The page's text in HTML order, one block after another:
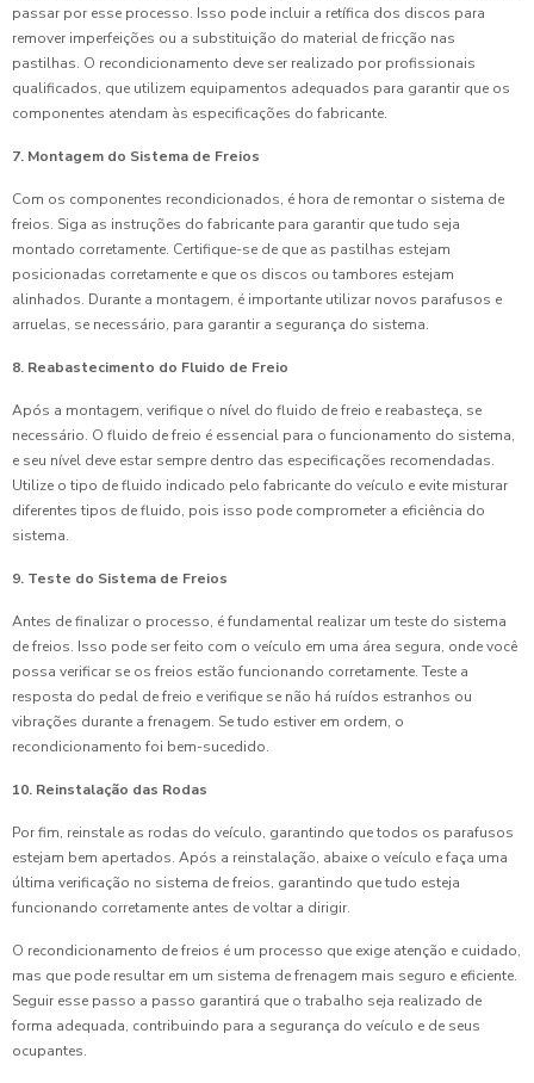
passar por esse processo. Isso pode incluir a retífica dos discos para
remover imperfeições ou a substituição do material de fricção nas
pastilhas. O recondicionamento deve ser realizado por profissionais
qualificados, que utilizem equipamentos adequados para garantir que os
componentes atendam às especificações do fabricante.
7. Montagem do Sistema de Freios
Com os componentes recondicionados, é hora de remontar o sistema de
freios. Siga as instruções do fabricante para garantir que tudo seja
montado corretamente. Certifique-se de que as pastilhas estejam
posicionadas corretamente e que os discos ou tambores estejam
alinhados. Durante a montagem, é importante utilizar novos parafusos e
arruelas, se necessário, para garantir a segurança do sistema.
8. Reabastecimento do Fluido de Freio
Após a montagem, verifique o nível do fluido de freio e reabasteça, se
necessário. O fluido de freio é essencial para o funcionamento do sistema,
e seu nível deve estar sempre dentro das especificações recomendadas.
Utilize o tipo de fluido indicado pelo fabricante do veículo e evite misturar
diferentes tipos de fluido, pois isso pode comprometer a eficiência do
sistema.
9. Teste do Sistema de Freios
Antes de finalizar o processo, é fundamental realizar um teste do sistema
de freios. Isso pode ser feito com o veículo em uma área segura, onde você
possa verificar se os freios estão funcionando corretamente. Teste a
resposta do pedal de freio e verifique se não há ruídos estranhos ou
vibrações durante a frenagem. Se tudo estiver em ordem, o
recondicionamento foi bem-sucedido.
10. Reinstalação das Rodas
Por fim, reinstale as rodas do veículo, garantindo que todos os parafusos
estejam bem apertados. Após a reinstalação, abaixe o veículo e faça uma
última verificação no sistema de freios, garantindo que tudo esteja
funcionando corretamente antes de voltar a dirigir.
O recondicionamento de freios é um processo que exige atenção e cuidado,
mas que pode resultar em um sistema de frenagem mais seguro e eficiente.
Seguir esse passo a passo garantirá que o trabalho seja realizado de
forma adequada, contribuindo para a segurança do veículo e de seus
ocupantes.